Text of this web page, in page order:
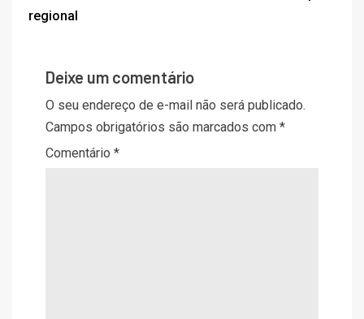
regional
Deixe um comentário
O seu endereço de e-mail não será publicado.
Campos obrigatórios são marcados com *
Comentário *